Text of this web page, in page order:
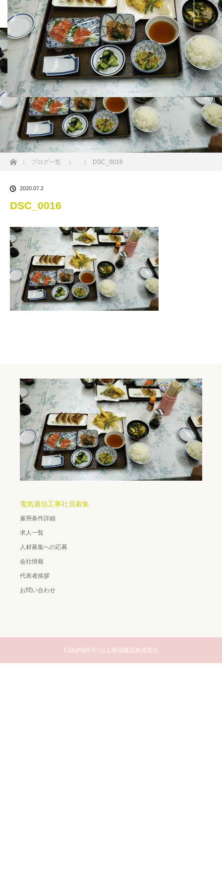
ホームブログ一覧 DSC_0016
2020.07.2
DSC_0016
電気通信工事社員募集
雇用条件詳細
求人一覧
人材募集への応募
会社情報
代表者挨拶
お問い合わせ
Copyright © 山上通信建設株式会社